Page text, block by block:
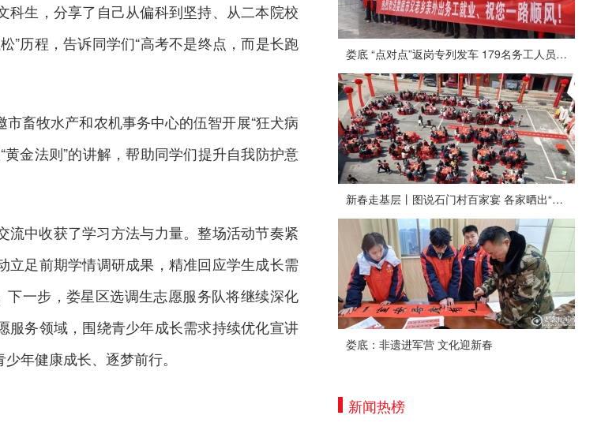
生，分享了自己从偏科到坚持、从二本院校
”历程，告诉同学们“高考不是终点，而是长跑
畜牧水产和农机事务中心的伍智开展“狂犬病
金法则”的讲解，帮助同学们提升自我防护意
中收获了学习方法与力量。整场活动节奏紧
足前期学情调研成果，精准回应学生成长需
一步，娄星区选调生志愿服务队将继续深化
务领域，围绕青少年成长需求持续优化宣讲
年健康成长、逐梦前行。
娄底 “点对点”返岗专列发车 179名务工人员免费赴沪
新春走基层丨图说石门村百家宴 各家晒出“拿手菜”
娄底：非遗进军营 文化迎新春
新闻热榜